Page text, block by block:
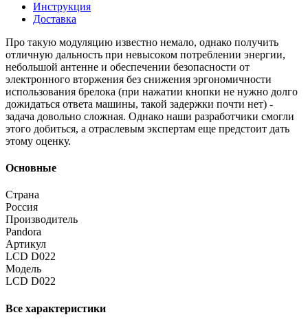
Инструкция
Доставка
Про такую модуляцию известно немало, однако получить
отличную дальность при невысоком потреблении энергии,
небольшой антенне и обеспечении безопасности от
электронного вторжения без снижения эргономичности
использования брелока (при нажатии кнопки не нужно долго
дожидаться ответа машины, такой задержки почти нет) -
задача довольно сложная. Однако наши разработчики смогли
этого добиться, а отраслевым экспертам еще предстоит дать
этому оценку.
Основные
Страна
Россия
Производитель
Pandora
Артикул
LCD D022
Модель
LCD D022
Все характеристики